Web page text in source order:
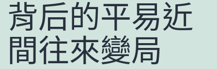
背后的平易近
間往來變局